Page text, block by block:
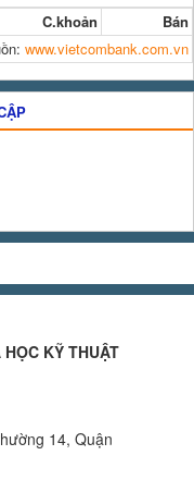
C.khoản
Bán
www.vietcombank.com.vn
KỸ THUẬT
14, Quận